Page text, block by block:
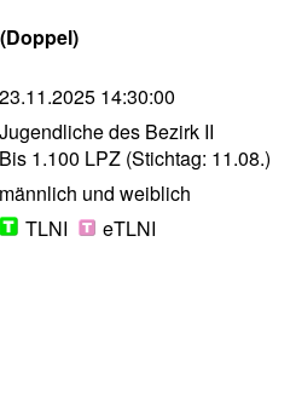
23.11.2025 14:30:00
Jugendliche des Bezirk II
Bis 1.100 LPZ (Stichtag: 11.08.)
männlich und weiblich
TLNI eTLNI